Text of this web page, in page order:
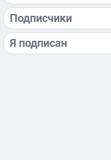
Подписчики
Я подписан